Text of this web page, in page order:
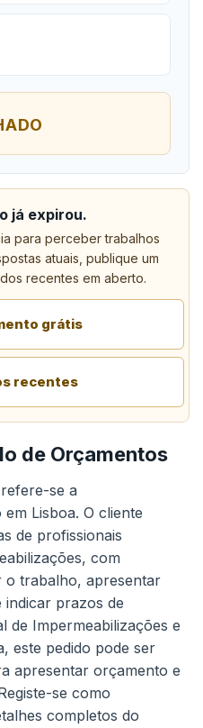
já expirou.
para perceber trabalhos
atuais, publique um
recentes em aberto.
grátis
recentes
de Orçamentos
se a
Lisboa. O cliente
de profissionais
com
o trabalho, apresentar
indicar prazos de
de Impermeabilizações e
este pedido pode ser
apresentar orçamento e
se como
completos do